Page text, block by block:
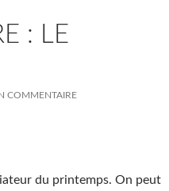
: LE
COMMENTAIRE
du printemps. On peut